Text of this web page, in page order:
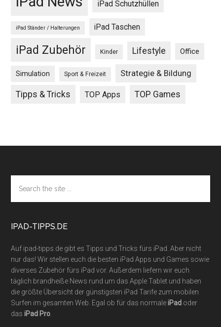
iPad Schutzhüllen
iPad Ständer / Halterungen iPad Taschen
iPad Zubehör Kinder Lifestyle Office
Simulation Sport & Freizeit Strategie & Bildung
Tipps & Tricks TOP Apps TOP Games
Footer
the
site
IPAD-TIPPS.DE
Auf ipad-tipps.de gibt es Tipps und Tricks fürs iPad. Aber nicht
nur das! Wir stellen euch die besten iPad Apps und Games sowie
diverses Zubehör fürs iPad vor. Außerdem liefern wir euch
täglich brandheiße News rund um das Apple Tablet und haben
die größte Übersicht der günstigsten iPad Tarife zum mobilen
Surfen im gesamten Web. Egal ob für das normaleiPad oder
dasiPad Pro